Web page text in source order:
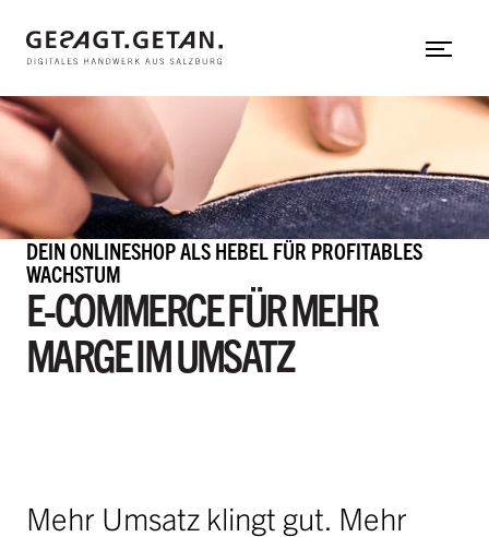
Zum Hauptinhalt
Neos CMS
Shopify
untermenü einblenden
gesagt.getan.
In aller Kürze
Mit uns arbeiten
Team
Referenzen
E-COMMERCE FÜR MEHR
MARGE IM UMSATZ
DEIN ONLINESHOP ALS HEBEL FÜR PROFITABLES
WACHSTUM
Mehr Umsatz klingt gut. Mehr